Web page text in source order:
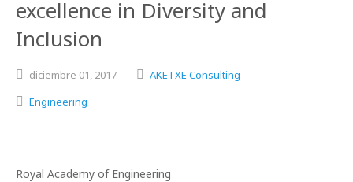
excellence in Diversity and
Inclusion
diciembre 01, 2017
AKETXE Consulting
Engineering
Royal Academy of Engineering